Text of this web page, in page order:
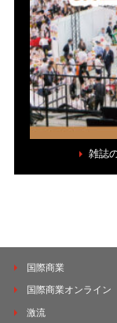
雑誌
国際商業
国際商業オンライン
激流